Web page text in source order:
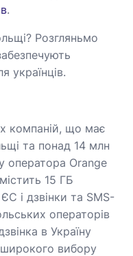
.
Розгляньмо
українців.
компаній, що має
та понад 14 млн
оператора Orange
15 ГБ
і дзвінки та SMS-
операторів
в Україну
вибору